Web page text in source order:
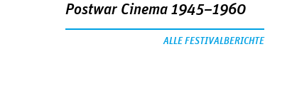
Postwar Cinema 1945–1960
ALLE FESTIVALBERICHTE